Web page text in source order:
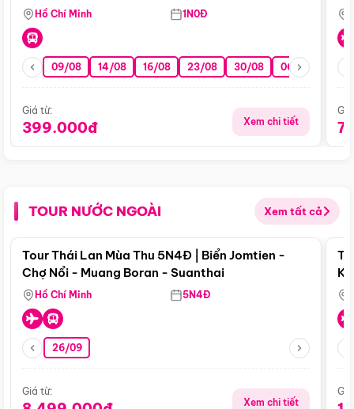
Hồ Chí Minh 1N0Đ
09/08 14/08 16/08 23/08 30/08 06/09 13/09
Giá từ:
399.000đ Xem chi tiết
TOUR NƯỚC NGOÀI Xem tất cả
Điểm nổi bật
Tour Thái Lan Mùa Thu 5N4Đ | Biển Jomtien -
Chợ Nổi - Muang Boran - Suanthai
Hồ Chí Minh 5N4Đ
26/09
Giá từ:
Xem chi tiết